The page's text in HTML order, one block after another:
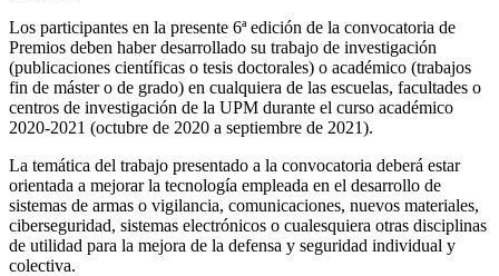
Los participantes en la presente 6ª edición de la convocatoria de
Premios deben haber desarrollado su trabajo de investigación
(publicaciones científicas o tesis doctorales) o académico (trabajos
fin de máster o de grado) en cualquiera de las escuelas, facultades o
centros de investigación de la UPM durante el curso académico
2020-2021 (octubre de 2020 a septiembre de 2021).
La temática del trabajo presentado a la convocatoria deberá estar
orientada a mejorar la tecnología empleada en el desarrollo de
sistemas de armas o vigilancia, comunicaciones, nuevos materiales,
ciberseguridad, sistemas electrónicos o cualesquiera otras disciplinas
de utilidad para la mejora de la defensa y seguridad individual y
colectiva.